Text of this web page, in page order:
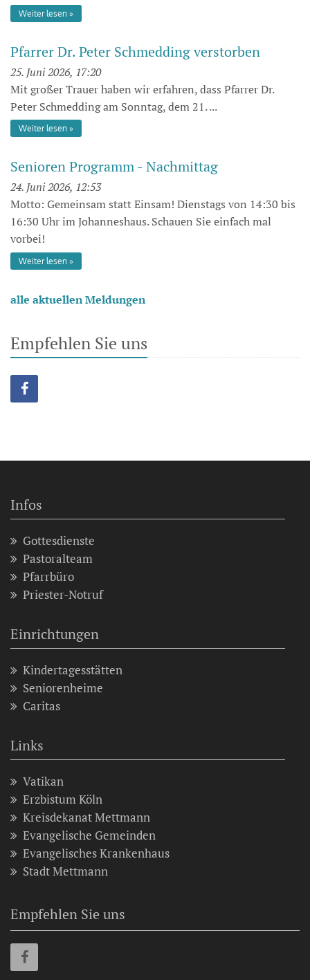
Weiter lesen
Pfarrer Dr. Peter Schmedding verstorben
25. Juni 2026, 17:20
Mit großer Trauer haben wir erfahren, dass Pfarrer Dr.
Peter Schmedding am Sonntag, dem 21. ...
Weiter lesen
Senioren Programm - Nachmittag
24. Juni 2026, 12:53
Motto: Gemeinsam statt Einsam! Dienstags von 14:30 bis
16:30 Uhr im Johanneshaus. Schauen Sie einfach mal
vorbei!
Weiter lesen
alle aktuellen Meldungen
Empfehlen Sie uns
Infos
Gottesdienste
Pastoralteam
Pfarrbüro
Priester-Notruf
Einrichtungen
Kindertagesstätten
Seniorenheime
Caritas
Links
Vatikan
Erzbistum Köln
Kreisdekanat Mettmann
Evangelische Gemeinden
Evangelisches Krankenhaus
Stadt Mettmann
Empfehlen Sie uns